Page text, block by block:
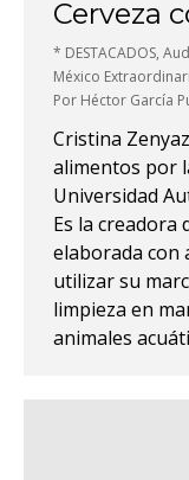
Cerveza
* DESTACADOS,
México
Por Héctor García
Cristina
alimentos por
Universidad
Es la creadora
elaborada con
utilizar su
limpieza en
animales